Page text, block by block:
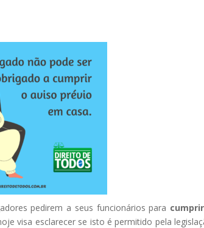
pedirem a seus funcionários para
visa esclarecer se isto é permitido pela